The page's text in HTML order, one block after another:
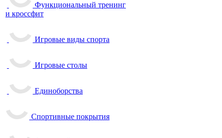
Функциональный тренинг
и кроссфит
Игровые виды спорта
Игровые столы
Единоборства
Спортивные покрытия